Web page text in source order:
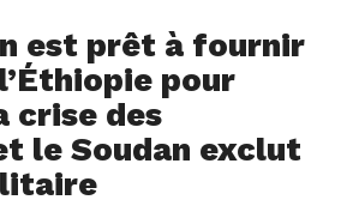
est prêt à fournir
pour
crise des
le Soudan exclut